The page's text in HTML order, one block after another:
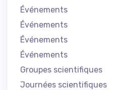
Événements
Événements
Événements
Événements
Groupes scientifiques
Journées scientifiques